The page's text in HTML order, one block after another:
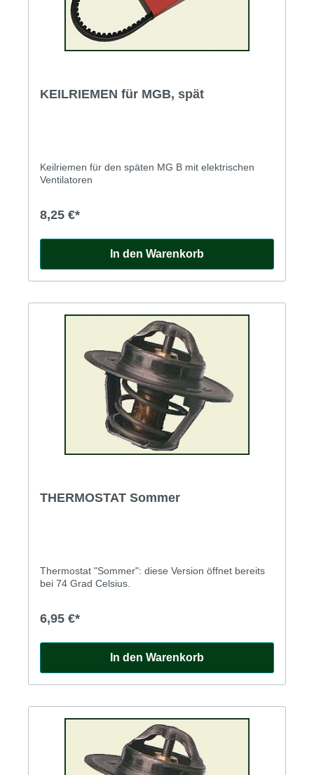
KEILRIEMEN für MGB, spät
Keilriemen für den späten MG B mit elektrischen
Ventilatoren
8,25 €*
In den Warenkorb
THERMOSTAT Sommer
Thermostat "Sommer": diese Version öffnet bereits
bei 74 Grad Celsius.
6,95 €*
In den Warenkorb